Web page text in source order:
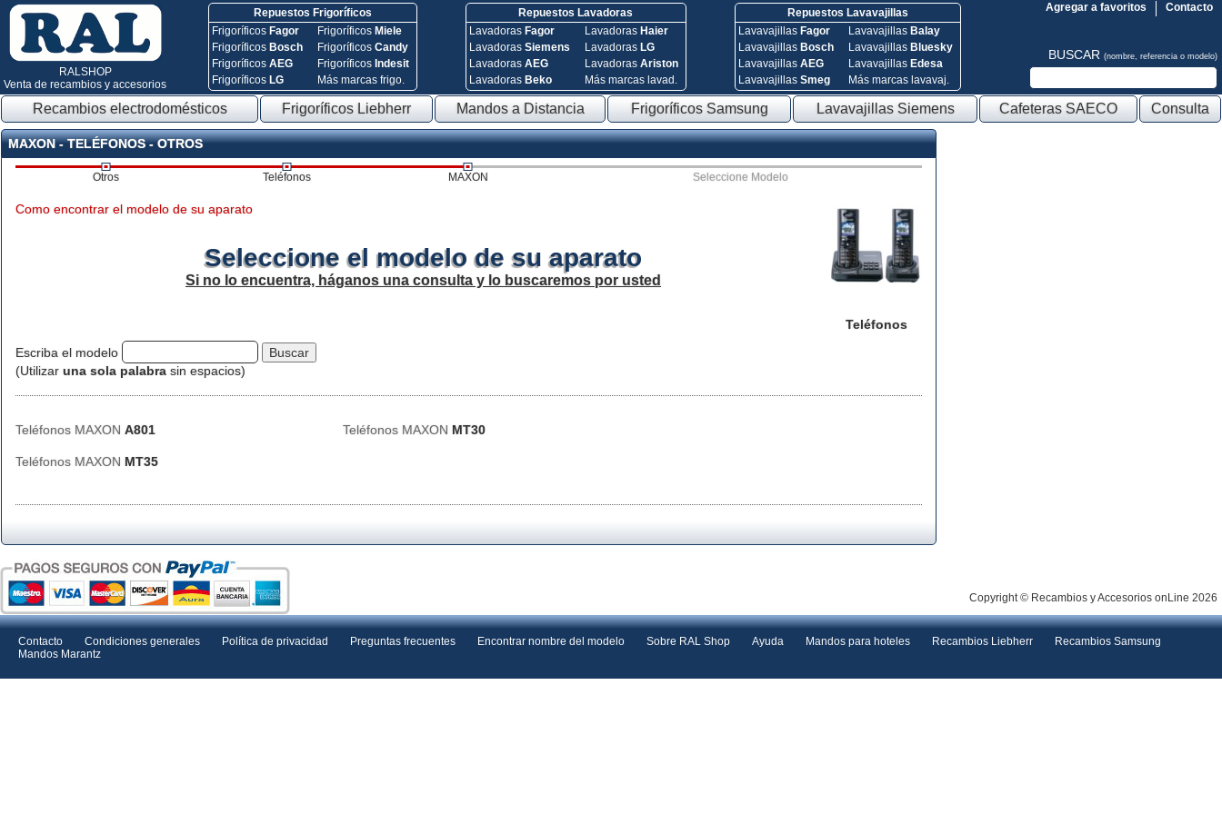
RALSHOP
Venta de recambios y accesorios
Repuestos Frigoríficos
Frigoríficos Fagor
Frigoríficos Bosch
FrigoríficosAEG
Frigoríficos LG
Frigoríficos Miele
FrigoríficosCandy
Frigoríficos Indesit
Más marcas frigo.
Repuestos Lavadoras
Lavadoras Fagor
Lavadoras Siemens
Lavadoras AEG
Lavadoras Beko
Lavadoras Haier
Lavadoras LG
Lavadoras Ariston
Más marcas lavad.
Repuestos Lavavajillas
Lavavajillas Fagor
Lavavajillas Bosch
Lavavajillas AEG
Lavavajillas Smeg
Lavavajillas Balay
Lavavajillas Bluesky
Lavavajillas Edesa
Más marcas lavavaj.
Contacto
Agregar a favoritos
BUSCAR (nombre, referencia o modelo)
Recambios electrodomésticos Frigoríficos Liebherr Mandos a Distancia Frigoríficos Samsung Lavavajillas Siemens Cafeteras SAECO Consulta
MAXON - TELÉFONOS - OTROS
Otros Teléfonos MAXON Seleccione Modelo
Teléfonos
Como encontrar el modelo de su aparato
Seleccione el modelo de su aparato
Si no lo encuentra, háganos una consulta y lo buscaremos por usted
Escriba el modelo
(Utilizar una sola palabra sin espacios)
Teléfonos MAXON A801 Teléfonos MAXON MT30
Teléfonos MAXON MT35
Copyright © Recambios y Accesorios onLine 2026
Contacto Condiciones generales Política de privacidad Preguntas frecuentes Encontrar nombre del modelo Sobre RAL Shop Ayuda Mandos para hoteles Recambios Liebherr
Recambios Samsung
Mandos Marantz